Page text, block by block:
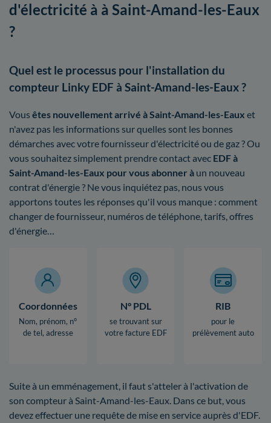
d'électricité à à Saint-Amand-les-Eaux
?
Quel est le processus pour l'installation du
compteur Linky EDF à Saint-Amand-les-Eaux ?
Vous êtes nouvellement arrivé à Saint-Amand-les-Eaux et
n'avez pas les informations sur quelles sont les bonnes
démarches avec votre fournisseur d'électricité ou de gaz ? Ou
vous souhaitez simplement prendre contact avec EDF à
Saint-Amand-les-Eaux pour vous abonner à un nouveau
contrat d'énergie ? Ne vous inquiétez pas, nous vous
apportons toutes les réponses qu'il vous manque : comment
changer de fournisseur, numéros de téléphone, tarifs, offres
d'énergie…
Coordonnées
Nom, prénom, n°
de tel, adresse
N° PDL
se trouvant sur
votre facture EDF
RIB
pour le
prélèvement auto
Suite à un emménagement, il faut s'atteler à l'activation de
son compteur à Saint-Amand-les-Eaux. Dans ce but, vous
devez effectuer une requête de mise en service auprès d'EDF.